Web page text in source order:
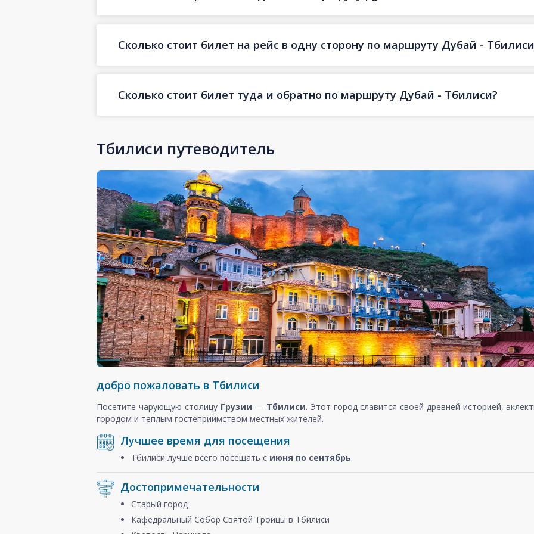
Сколько стоит билет на рейс в одну сторону по маршруту Дубай -
Сколько стоит билет туда и обратно по маршруту Дубай - Тбилиси?
Тбилиси путеводитель
добро пожаловать в Тбилиси
Посетите чарующую столицу Грузии ― Тбилиси. Этот город славится своей древней историей,
городом и теплым гостеприимством местных жителей.
Лучшее время для посещения
Тбилиси лучше всего посещать с июня по сентябрь.
Достопримечательности
Старый город
Кафедральный Собор Святой Троицы в Тбилиси